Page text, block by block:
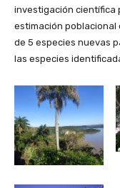
investigación científica
estimación poblacional
de 5 especies nuevas
las especies